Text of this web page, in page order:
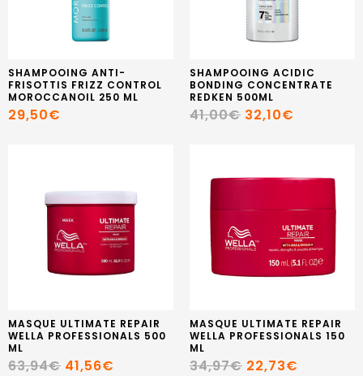
SHAMPOOING ANTI-
FRISOTTIS FRIZZ CONTROL
MOROCCANOIL 250 ML
29,50€
SHAMPOOING ACIDIC
BONDING CONCENTRATE
REDKEN 500ML
41,00€ 32,10€
MASQUE ULTIMATE REPAIR
WELLA PROFESSIONALS 500
ML
63,94€ 41,56€
MASQUE ULTIMATE REPAIR
WELLA PROFESSIONALS 150
ML
34,97€ 22,73€